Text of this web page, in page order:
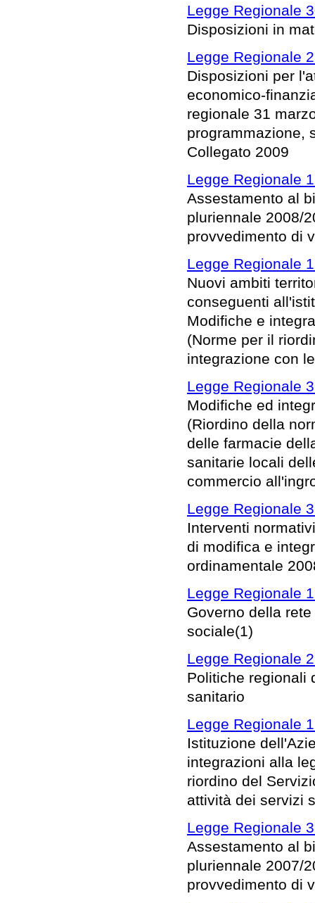
Legge Regionale
Disposizioni in
Legge Regionale
Disposizioni per
economico-
regionale 31
programmazione,
Collegato 2009
Legge Regionale
Assestamento al
pluriennale 2008/
provvedimento di
Legge Regionale
Nuovi ambiti
conseguenti
Modifiche e
(Norme per il
integrazione con
Legge Regionale
Modifiche ed
(Riordino della
delle farmacie
sanitarie locali
commercio
Legge Regionale
Interventi
di modifica e
ordinamentale
Legge Regionale
Governo della
sociale(1)
Legge Regionale
Politiche regionali
sanitario
Legge Regionale
Istituzione
integrazioni alla
riordino del
attività dei servizi
Legge Regionale
Assestamento al
pluriennale 2007/
provvedimento di